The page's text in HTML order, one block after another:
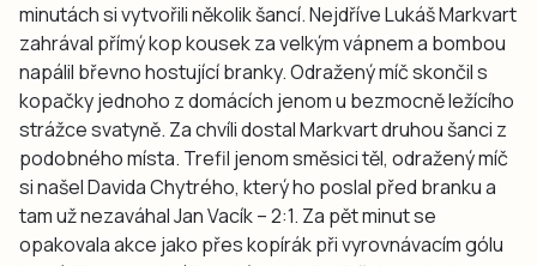
minutách si vytvořili několik šancí. Nejdříve Lukáš Markvart
zahrával přímý kop kousek za velkým vápnem a bombou
napálil břevno hostující branky. Odražený míč skončil s
kopačky jednoho z domácích jenom u bezmocně ležícího
strážce svatyně. Za chvíli dostal Markvart druhou šanci z
podobného místa. Trefil jenom směsici těl, odražený míč
si našel Davida Chytrého, který ho poslal před branku a
tam už nezaváhal Jan Vacík – 2:1. Za pět minut se
opakovala akce jako přes kopírák při vyrovnávacím gólu